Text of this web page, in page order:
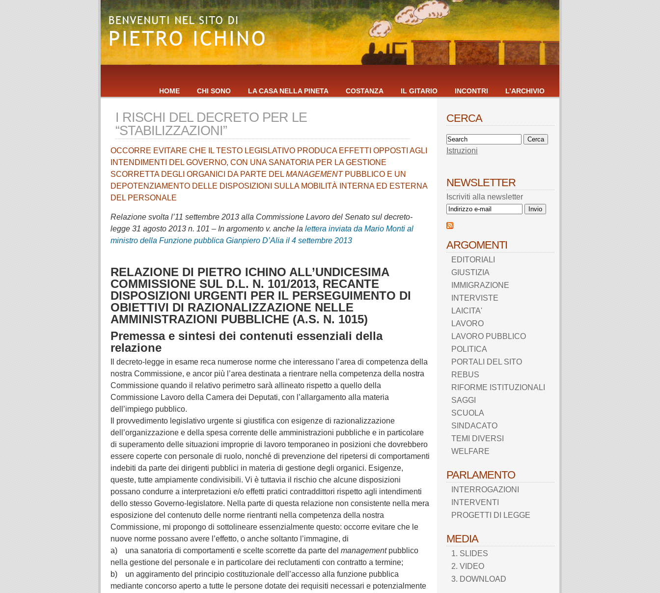
HOME CHI SONO LA CASA NELLA PINETA COSTANZA IL GITARIO INCONTRI L’ARCHIVIO
I RISCHI DEL DECRETO PER LE
“STABILIZZAZIONI”
OCCORRE EVITARE CHE IL TESTO LEGISLATIVO PRODUCA EFFETTI OPPOSTI AGLI
INTENDIMENTI DEL GOVERNO, CON UNA SANATORIA PER LA GESTIONE
SCORRETTA DEGLI ORGANICI DA PARTE DEL MANAGEMENTPUBBLICO E UN
DEPOTENZIAMENTO DELLE DISPOSIZIONI SULLA MOBILITÀ INTERNA ED ESTERNA
DEL PERSONALE
Relazione svolta l’11 settembre 2013 alla Commissione Lavoro del Senato sul decreto-
legge 31 agosto 2013 n. 101 – In argomento v. anche la lettera inviata da Mario Monti al
ministro della Funzione pubblica Gianpiero D’Alia il 4 settembre 2013
RELAZIONE DI PIETRO ICHINO ALL’UNDICESIMA
COMMISSIONE SUL D.L. N. 101/2013, RECANTE
DISPOSIZIONI URGENTI PER IL PERSEGUIMENTO DI
OBIETTIVI DI RAZIONALIZZAZIONE NELLE
AMMINISTRAZIONI PUBBLICHE (A.S. N. 1015)
Premessa e sintesi dei contenuti essenziali della
relazione
Il decreto-legge in esame reca numerose norme che interessano l’area di competenza della
nostra Commissione, e ancor più l’area destinata a rientrare nella competenza della nostra
Commissione quando il relativo perimetro sarà allineato rispetto a quello della
Commissione Lavoro della Camera dei Deputati, con l’allargamento alla materia
dell’impiego pubblico.
Il provvedimento legislativo urgente si giustifica con esigenze di razionalizzazione
dell’organizzazione e della spesa corrente delle amministrazioni pubbliche e in particolare
di superamento delle situazioni improprie di lavoro temporaneo in posizioni che dovrebbero
essere coperte con personale di ruolo, nonché di prevenzione del ripetersi di comportamenti
indebiti da parte dei dirigenti pubblici in materia di gestione degli organici. Esigenze,
queste, tutte ampiamente condivisibili. Vi è tuttavia il rischio che alcune disposizioni
possano condurre a interpretazioni e/o effetti pratici contraddittori rispetto agli intendimenti
dello stesso Governo-legislatore. Nella parte di questa relazione non consistente nella mera
esposizione del contenuto delle norme rientranti nella competenza della nostra
Commissione, mi propongo di sottolineare essenzialmente questo: occorre evitare che le
nuove norme possano avere l’effetto, o anche soltanto l’immagine, di
a) una sanatoria di comportamenti e scelte scorrette da parte del managementpubblico
nella gestione del personale e in particolare dei reclutamenti con contratto a termine;
b) un aggiramento del principio costituzionale dell’accesso alla funzione pubblica
mediante concorso aperto a tutte le persone dotate dei requisiti necessari e potenzialmente
CERCA
Istruzioni
NEWSLETTER
Iscriviti alla newsletter
ARGOMENTI
EDITORIALI
GIUSTIZIA
IMMIGRAZIONE
INTERVISTE
LAICITA'
LAVORO
LAVORO PUBBLICO
POLITICA
PORTALI DEL SITO
REBUS
RIFORME ISTITUZIONALI
SAGGI
SCUOLA
SINDACATO
TEMI DIVERSI
WELFARE
PARLAMENTO
INTERROGAZIONI
INTERVENTI
PROGETTI DI LEGGE
MEDIA
1. SLIDES
2. VIDEO
3. DOWNLOAD